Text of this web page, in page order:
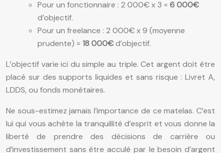
Pour un fonctionnaire : 2 000€ x 3 = 6 000€
d’objectif.
Pour un freelance : 2 000€ x 9 (moyenne
prudente) = 18 000€d’objectif.
L’objectif varie ici du simple au triple. Cet argent doit être
placé sur des supports liquides et sans risque : Livret A,
LDDS, ou fonds monétaires.
Ne sous-estimez jamais l’importance de ce matelas. C’est
lui qui vous achète la tranquillité d’esprit et vous donne la
liberté de prendre des décisions de carrière ou
d’investissement sans être acculé par le besoin d’argent